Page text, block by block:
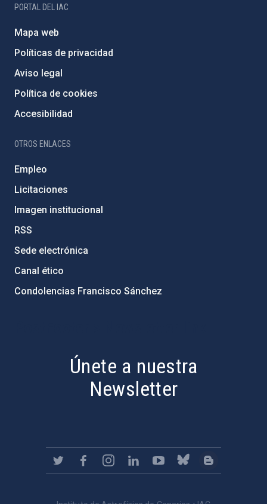
PORTAL DEL IAC
Mapa web
Políticas de privacidad
Aviso legal
Política de cookies
Accesibilidad
OTROS ENLACES
Empleo
Licitaciones
Imagen institucional
RSS
Sede electrónica
Canal ético
Condolencias Francisco Sánchez
Únete a nuestra
Newsletter